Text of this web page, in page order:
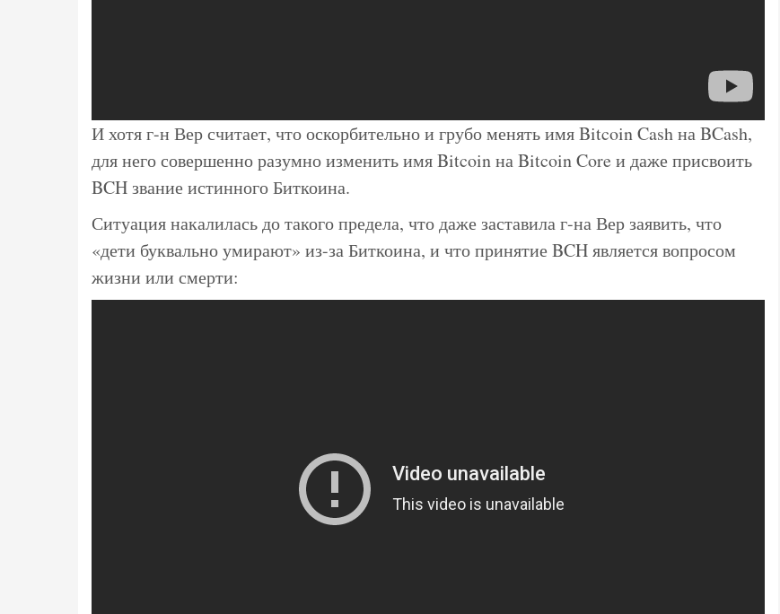
И хотя г-н Вер считает, что оскорбительно и грубо менять имя Bitcoin Cash на BCash,
для него совершенно разумно изменить имя Bitcoin на Bitcoin Core и даже присвоить
BCH звание истинного Биткоина.
Ситуация накалилась до такого предела, что даже заставила г-на Вер заявить, что
«дети буквально умирают» из-за Биткоина, и что принятие BCH является вопросом
жизни или смерти: